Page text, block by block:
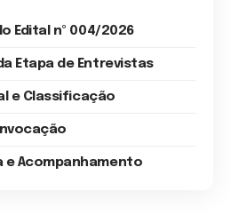
Edital nº 004/2026
Etapa de Entrevistas
e Classificação
e Acompanhamento